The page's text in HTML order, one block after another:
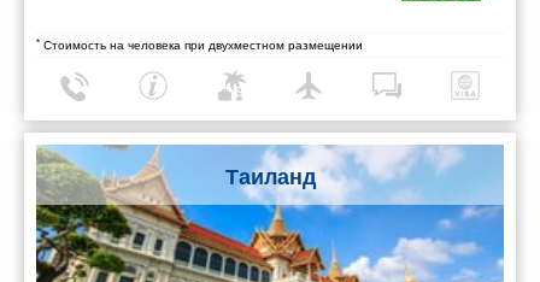
* Стоимость на человека при двухместном размещении
Таиланд